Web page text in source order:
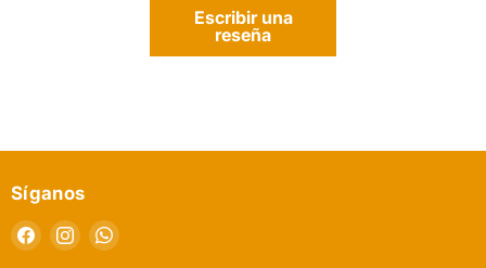
Escribir una
reseña
Síganos
Encuéntrenos
en
Encuéntrenos
en
Encuéntrenos